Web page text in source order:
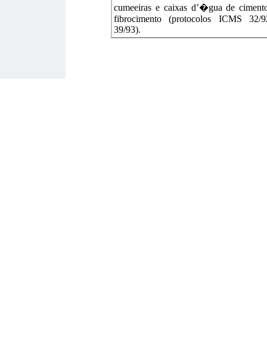
cumeeiras e caixas d’�gua de
fibrocimento (protocolos ICMS 32/
39/93).